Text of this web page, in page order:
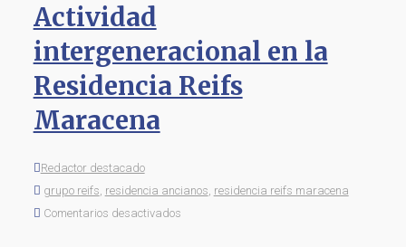
Actividad
intergeneracional en la
Residencia Reifs
Maracena
Redactor destacado
grupo reifs residencia ancianos residencia reifs maracena
Comentarios desactivados